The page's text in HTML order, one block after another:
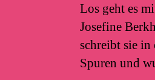
Los geht es
Josefine
schreibt sie in
Spuren und